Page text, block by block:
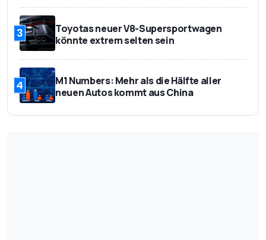
3
Toyotas neuer V8-Supersportwagen
könnte extrem selten sein
4
M1 Numbers: Mehr als die Hälfte aller
neuen Autos kommt aus China